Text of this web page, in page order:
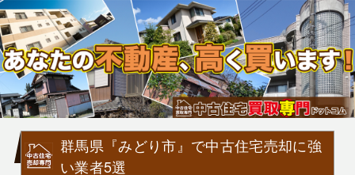
群馬県『みどり市』で中古住宅売却に強
い業者5選